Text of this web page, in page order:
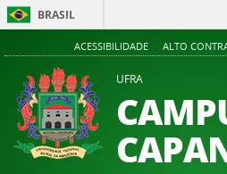
BRASIL
ACESSIBILIDADE ALTO
UFRA